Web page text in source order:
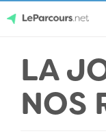
content
LeParcours.net
LA
NOS